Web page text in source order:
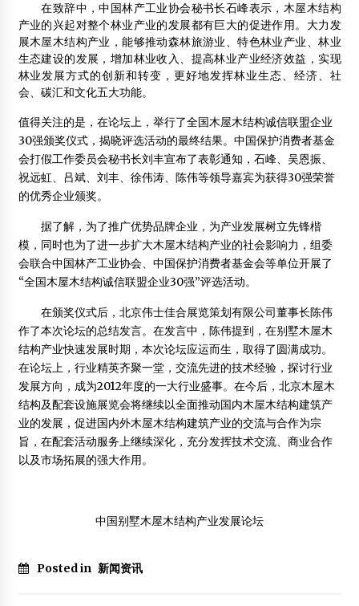
在致辞中，中国林产工业协会秘书长石峰表示，木屋木结构
产业的兴起对整个林业产业的发展都有巨大的促进作用。大力发
展木屋木结构产业，能够推动森林旅游业、特色林业产业、林业
生态建设的发展，增加林业收入、提高林业产业经济效益，实现
林业发展方式的创新和转变，更好地发挥林业生态、经济、社
会、碳汇和文化五大功能。
值得关注的是，在论坛上，举行了全国木屋木结构诚信联盟企业
30强颁奖仪式，揭晓评选活动的最终结果。中国保护消费者基金
会打假工作委员会秘书长刘丰宣布了表彰通知，石峰、吴恩振、
祝远虹、吕斌、刘丰、徐伟涛、陈伟等领导嘉宾为获得30强荣誉
的优秀企业颁奖。
据了解，为了推广优势品牌企业，为产业发展树立先锋楷
模，同时也为了进一步扩大木屋木结构产业的社会影响力，组委
会联合中国林产工业协会、中国保护消费者基金会等单位开展了
“全国木屋木结构诚信联盟企业30强”评选活动。
在颁奖仪式后，北京伟士佳合展览策划有限公司董事长陈伟
作了本次论坛的总结发言。在发言中，陈伟提到，在别墅木屋木
结构产业快速发展时期，本次论坛应运而生，取得了圆满成功。
在论坛上，行业精英齐聚一堂，交流先进的技术经验，探讨行业
发展方向，成为2012年度的一大行业盛事。在今后，北京木屋木
结构及配套设施展览会将继续以全面推动国内木屋木结构建筑产
业的发展，促进国内外木屋木结构建筑产业的交流与合作为宗
旨，在配套活动服务上继续深化，充分发挥技术交流、商业合作
以及市场拓展的强大作用。
中国别墅木屋木结构产业发展论坛
Posted in 新闻资讯